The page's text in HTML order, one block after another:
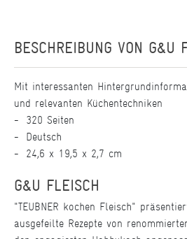
BESCHREIBUNG VON G&U
Mit interessanten
und relevanten Küchentechniken
320 Seiten
Deutsch
24,6 x 19,5 x 2,7 cm
G&U FLEISCH
"TEUBNER kochen Fleisch"
ausgefeilte Rezepte von